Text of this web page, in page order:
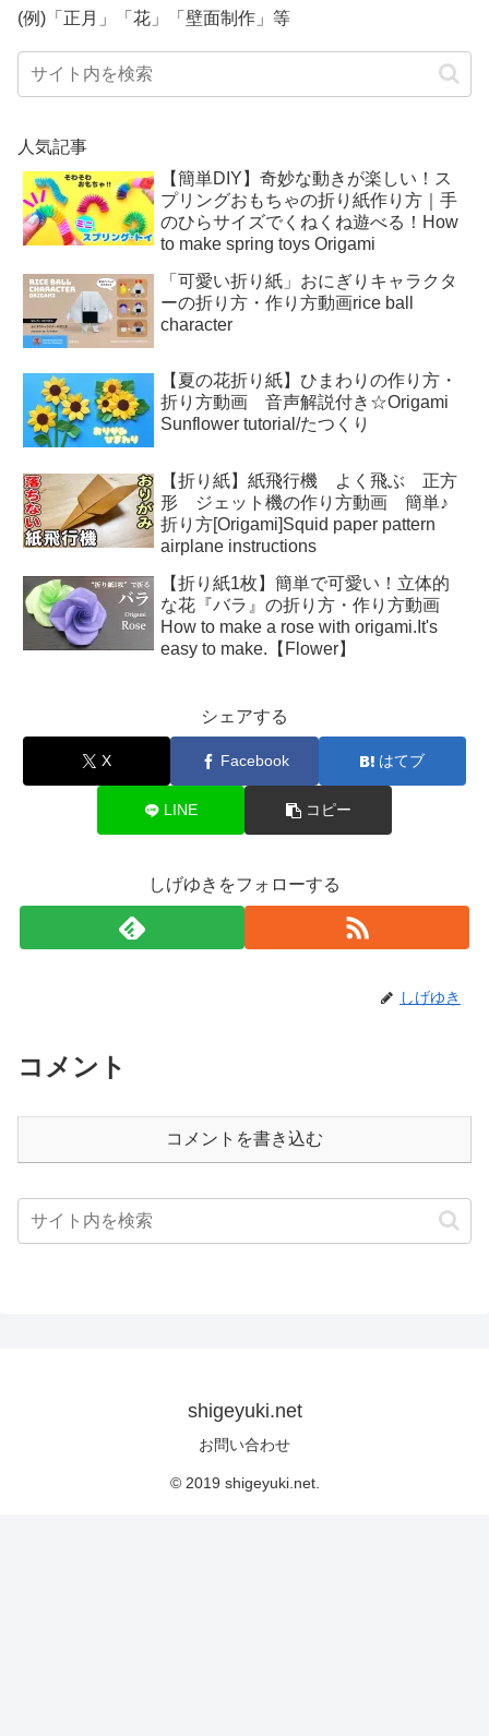
(例)「正月」「花」「壁面制作」等
人気記事
【簡単DIY】奇妙な動きが楽しい！ス
プリングおもちゃの折り紙作り方｜手
のひらサイズでくねくね遊べる！How
to make spring toys Origami
「可愛い折り紙」おにぎりキャラクタ
ーの折り方・作り方動画rice ball
character
【夏の花折り紙】ひまわりの作り方・
折り方動画 音声解説付き☆Origami
Sunflower tutorial/たつくり
【折り紙】紙飛行機 よく飛ぶ 正方
形 ジェット機の作り方動画 簡単♪
折り方[Origami]Squid paper pattern
airplane instructions
【折り紙1枚】簡単で可愛い！立体的
な花『バラ』の折り方・作り方動画
How to make a rose with origami.It's
easy to make.【Flower】
シェアする
X Facebook はてブ
LINE コピー
しげゆきをフォローする
しげゆき
コメント
コメントを書き込む
shigeyuki.net
お問い合わせ
© 2019 shigeyuki.net.